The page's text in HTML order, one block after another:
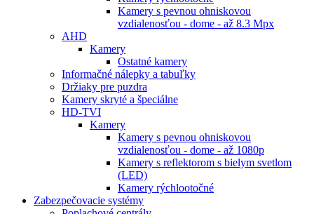
Kamery s pevnou ohniskovou
vzdialenosťou - dome - až 8.3 Mpx
AHD
Kamery
Ostatné kamery
Informačné nálepky a tabuľky
Držiaky pre puzdra
Kamery skryté a špeciálne
HD-TVI
Kamery
Kamery s pevnou ohniskovou
vzdialenosťou - dome - až 1080p
Kamery s reflektorom s bielym svetlom
(LED)
Kamery rýchlootočné
Zabezpečovacie systémy